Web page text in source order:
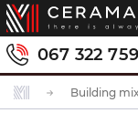
067 322
Building